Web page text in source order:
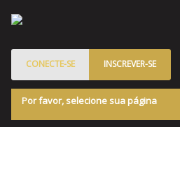
CONECTE-SE INSCREVER-SE
Por favor, selecione sua página